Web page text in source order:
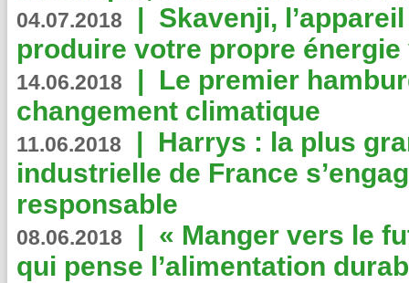
04.07.2018 | Skavenji,
produire votre propre
14.06.2018 | Le premier
changement climatique
11.06.2018 | Harrys : la plus
industrielle de France
responsable
08.06.2018 | « Manger vers le
qui pense l’alimentation